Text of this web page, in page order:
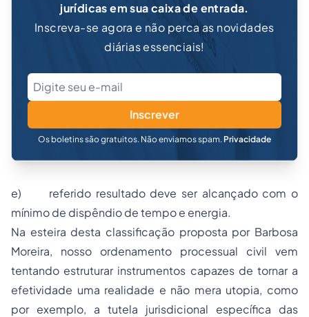
jurídicas em sua caixa de entrada.
Inscreva-se agora e não perca as novidades
diárias essenciais!
Inscrever
Os boletins são gratuitos. Não enviamos spam. Privacidade
e) referido resultado deve ser alcançado com o
mínimo de dispêndio de tempo e energia.
Na esteira desta classificação proposta por Barbosa
Moreira, nosso ordenamento processual civil vem
tentando estruturar instrumentos capazes de tornar a
efetividade uma realidade e não mera utopia, como
por exemplo, a tutela jurisdicional específica das